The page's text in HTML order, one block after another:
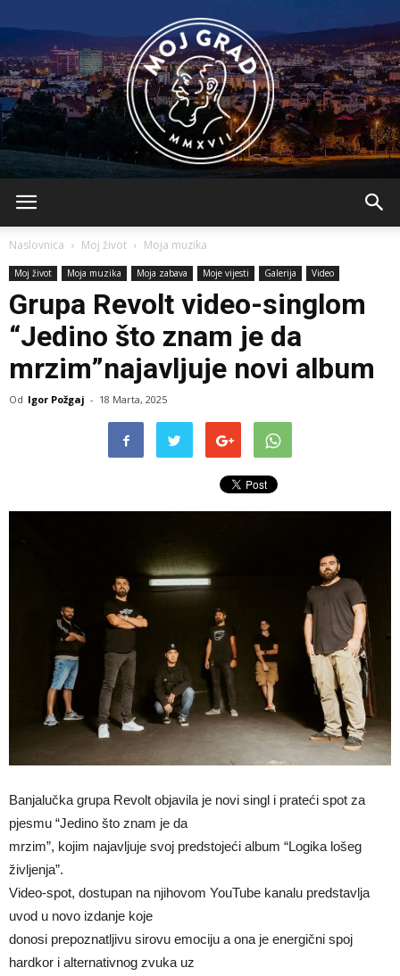
Naslovnica Moj život Moja muzika
Moj život Moja muzika Moja zabava Moje vijesti Galerija Video
Grupa Revolt video-singlom
“Jedino što znam je da
mrzim”najavljuje novi album
Od Igor Požgaj - 18 Marta, 2025
Banjalučka grupa Revolt objavila je novi singl i prateći spot za
pjesmu “Jedino što znam je da
mrzim”, kojim najavljuje svoj predstojeći album “Logika lošeg
življenja”.
Video-spot, dostupan na njihovom YouTube kanalu predstavlja
uvod u novo izdanje koje
donosi prepoznatljivu sirovu emociju a ona je energični spoj
hardkor i alternativnog zvuka uz